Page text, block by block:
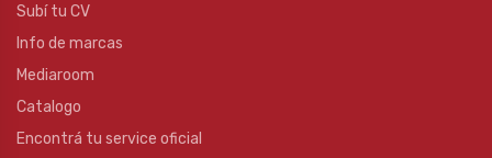
Subí tu CV
Info de marcas
Mediaroom
Catalogo
Encontrá tu service oficial